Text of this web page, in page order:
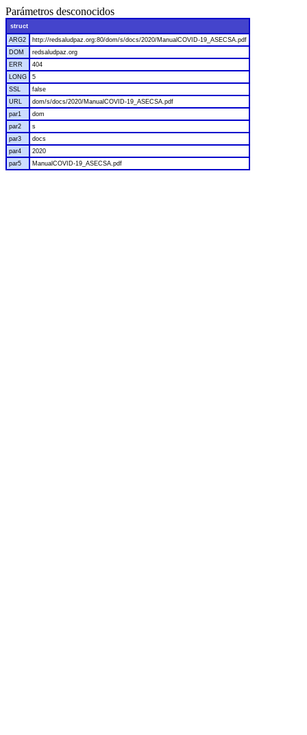
Parámetros desconocidos
struct
ARG2
http://redsaludpaz.org:80/dom/s/docs/2020/ManualCOVID-19_ASECSA.pdf
DOM
redsaludpaz.org
ERR
404
LONG
5
SSL
false
URL
dom/s/docs/2020/ManualCOVID-19_ASECSA.pdf
par1
dom
par2
s
par3
docs
par4
2020
par5
ManualCOVID-19_ASECSA.pdf